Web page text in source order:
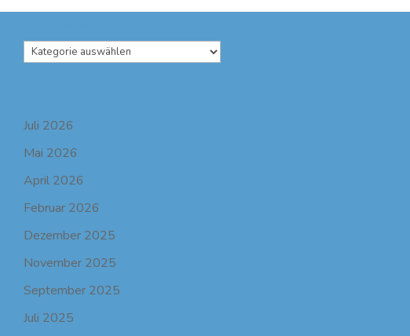
Kategorien
Juli 2026
Mai 2026
April 2026
Februar 2026
Dezember 2025
November 2025
September 2025
Juli 2025